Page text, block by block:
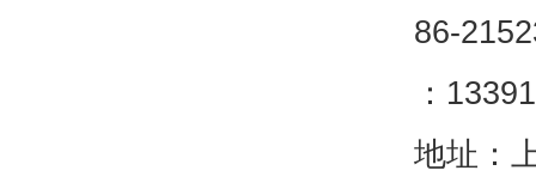
86-
：
地址：